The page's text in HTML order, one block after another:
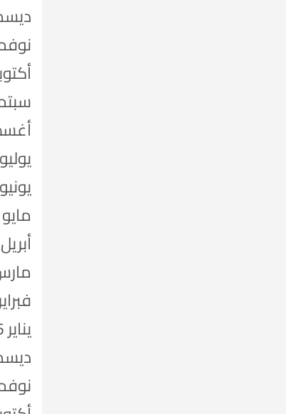
أكتوبر
يوليو 2025
يونيو 2025
مايو 2025
أبريل 2025
مارس
فبراير
يناير 2025